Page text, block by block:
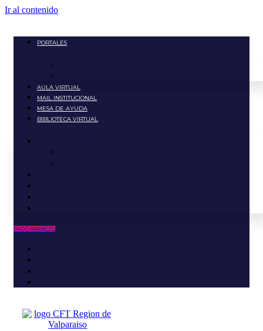
Ir al contenido
PORTALES
AULA VIRTUAL
MAIL INSTITUCIONAL
MESA DE AYUDA
BIBLIOTECA VIRTUAL
PAGO ARANCEL